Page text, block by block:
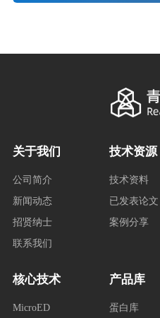
产品库
蛋白库
核心技术
MicroED
技术资源
技术资料
已发表论文
案例分享
关于我们
公司简介
新闻动态
招贤纳士
联系我们